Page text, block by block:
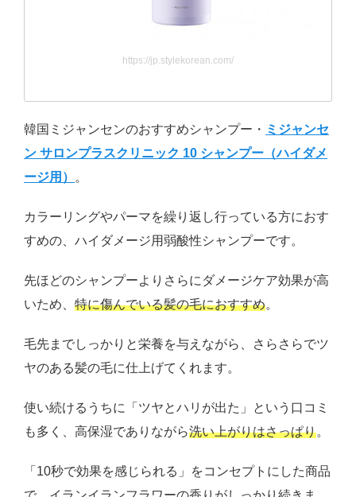
https://jp.stylekorean.com/
韓国ミジャンセンのおすすめシャンプー・ ミジャンセ
ン サロンプラスクリニック 10 シャンプー（ハイダメ
ージ用）
。
カラーリングやパーマを繰り返し行っている方におす
すめの、ハイダメージ用弱酸性シャンプーです。
先ほどのシャンプーよりさらにダメージケア効果が高
いため、 特に傷んでいる髪の毛におすすめ。
毛先までしっかりと栄養を与えながら、さらさらでツ
ヤのある髪の毛に仕上げてくれます。
使い続けるうちに「ツヤとハリが出た」という口コミ
も多く、高保湿でありながら洗い上がりはさっぱり。
「10秒で効果を感じられる」をコンセプトにした商品